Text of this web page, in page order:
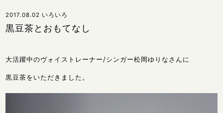
2017.08.02 いろいろ
黒豆茶とおもてなし
大活躍中のヴォイストレーナー/シンガー松岡ゆりなさんに
黒豆茶をいただきました。